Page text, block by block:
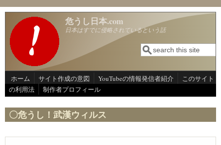
メインコンテンツに移動
危うし日本.com
日本はすでに侵略されているという話
検索フォーム
検索
ホーム サイト作成の意図 YouTubeの情報発信者紹介
このサイト
の利用法
制作者プロフィール
〇危うし！武漢ウィルス